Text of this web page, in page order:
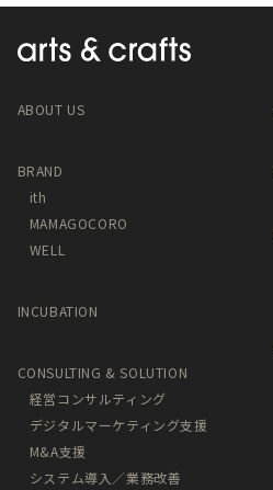
ABOUT US
BRAND
ith
MAMAGOCORO
WELL
INCUBATION
CONSULTING & SOLUTION
経営コンサルティング
デジタルマーケティング支援
M&A支援
システム導入／業務改善